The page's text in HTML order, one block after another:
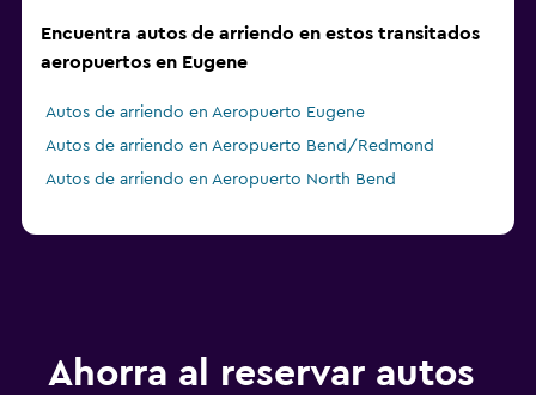
Encuentra autos de arriendo en estos transitados
aeropuertos en Eugene
Autos de arriendo en Aeropuerto Eugene
Autos de arriendo en Aeropuerto Bend/Redmond
Autos de arriendo en Aeropuerto North Bend
Ahorra al reservar autos